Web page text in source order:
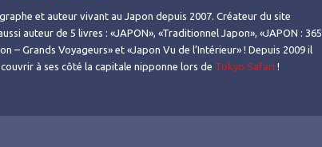
et auteur vivant au Japon depuis 2007. Créateur du site
auteur de 5 livres : «JAPON», «Traditionnel Japon», «JAPON : 365
– Grands Voyageurs» et «Japon Vu de l’Intérieur» ! Depuis 2009 il
à ses côté la capitale nipponne lors de Tokyo Safari !